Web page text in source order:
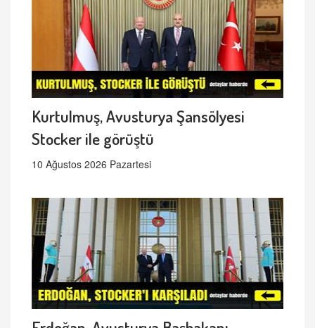
Kurtulmuş, Avusturya Şansölyesi
Stocker ile görüştü
10 Ağustos 2026 Pazartesi